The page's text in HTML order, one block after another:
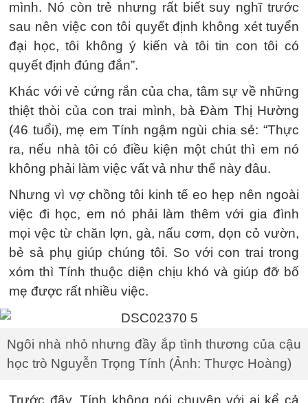
mình. Nó còn trẻ nhưng rất biết suy nghĩ trước
sau nên việc con tôi quyết định không xét tuyển
đại học, tôi không ý kiến và tôi tin con tôi có
quyết định đúng đắn”.
Khác với vẻ cứng rắn của cha, tâm sự về những
thiệt thòi của con trai mình, bà Đàm Thị Hường
(46 tuổi), mẹ em Tính ngậm ngùi chia sẻ: “Thực
ra, nếu nhà tôi có điều kiện một chút thì em nó
không phải làm việc vất vả như thế này đâu.
Nhưng vì vợ chồng tôi kinh tế eo hẹp nên ngoài
việc đi học, em nó phải làm thêm với gia đình
mọi vệc từ chăn lợn, gà, nấu cơm, dọn cỏ vườn,
bẻ sả phụ giúp chúng tôi. So với con trai trong
xóm thì Tính thuộc diện chịu khó và giúp đỡ bố
mẹ được rất nhiều việc.
Ngôi nhà nhỏ nhưng đầy ắp tình thương của cậu
học trò Nguyễn Trọng Tính (Ảnh: Thược Hoàng)
Trước đây, Tính không nói chuyện với ai kể cả